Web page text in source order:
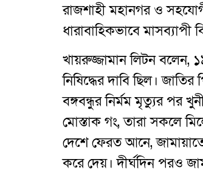
রাজশাহী মহানগর ও
ধারাবাহিকভাবে মাসব্যাপী
খায়রুজ্জামান লিটন বলেন,
নিষিদ্ধের দাবি ছিল।
বঙ্গবন্ধুর নির্মম মৃত্যুর পর
মোস্তাক গং, তারা সকলে
দেশে ফেরত আনে,
করে দেয়। দীর্ঘদিন পরও